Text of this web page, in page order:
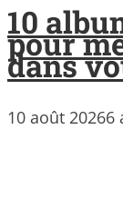
10
pour
dans
10 août 20266